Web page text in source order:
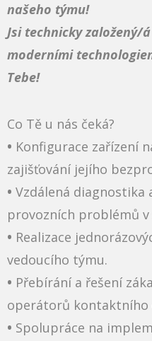
našeho týmu!
Jsi technicky založený/
moderními
Tebe!
C​o Tě u nás čeká?
• Konfigurace zařízení
zajišťování jejího
• Vzdálená diagnostika
provozních problémů
• Realizace
vedoucího týmu.
• Přebírání a řešení
operátorů kontaktního
• Spolupráce na